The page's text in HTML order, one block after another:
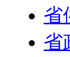
省
省